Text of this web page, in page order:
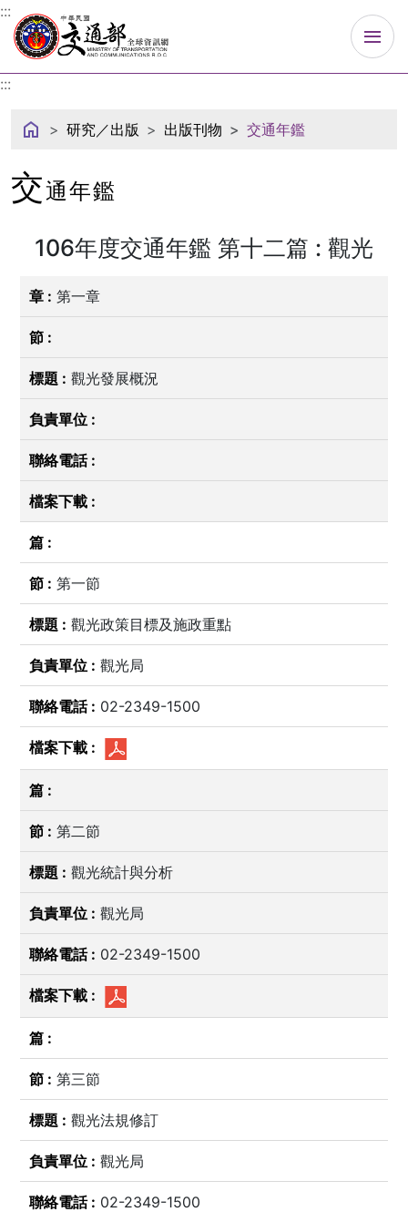
中華民國交通部
:::
:::
研究／出版 出版刊物 交通年鑑
交通年鑑
106年度交通年鑑 第十二篇 : 觀光
第一章
觀光發展概況
第一節
觀光政策目標及施政重點
觀光局
02-2349-1500
第二節
觀光統計與分析
觀光局
02-2349-1500
第三節
觀光法規修訂
觀光局
02-2349-1500